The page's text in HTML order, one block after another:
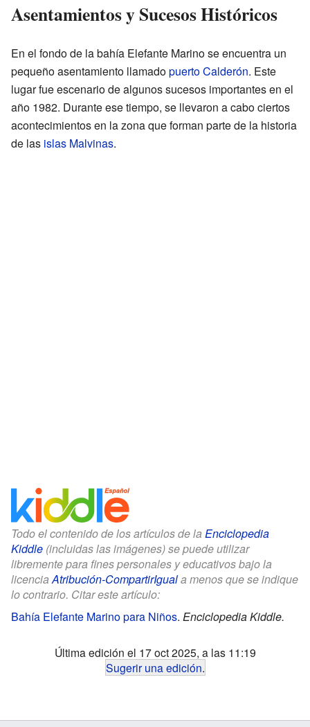
Asentamientos y Sucesos Históricos
En el fondo de la bahía Elefante Marino se encuentra un
pequeño asentamiento llamadopuerto Calderón. Este
lugar fue escenario de algunos sucesos importantes en el
año 1982. Durante ese tiempo, se llevaron a cabo ciertos
acontecimientos en la zona que forman parte de la historia
de las islas Malvinas.
Todo el contenido de los artículos de la Enciclopedia
Kiddle (incluidas las imágenes) se puede utilizar
libremente para fines personales y educativos bajo la
licenciaAtribución-CompartirIguala menos que se indique
lo contrario. Citar este artículo:
Bahía Elefante Marino para Niños. Enciclopedia Kiddle.
Última edición el 17 oct 2025, a las 11:19
Sugerir una edición.